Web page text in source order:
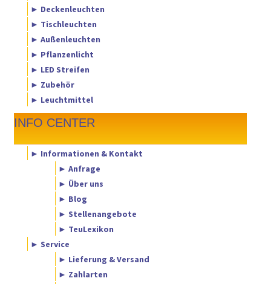
► Deckenleuchten
► Tischleuchten
► Außenleuchten
► Pflanzenlicht
► LED Streifen
► Zubehör
► Leuchtmittel
INFO CENTER
► Informationen & Kontakt
► Anfrage
► Über uns
► Blog
► Stellenangebote
► TeuLexikon
► Service
► Lieferung & Versand
► Zahlarten